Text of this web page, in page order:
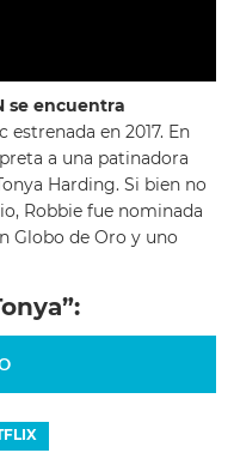
se encuentra
estrenada en 2017. En
a una patinadora
Harding. Si bien no
Robbie fue nominada
Globo de Oro y uno